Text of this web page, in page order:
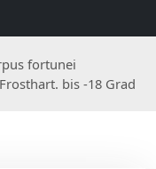
fortunei
bis -18 Grad